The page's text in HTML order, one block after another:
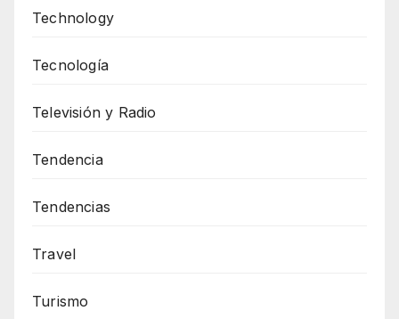
Technology
Tecnología
Televisión y Radio
Tendencia
Tendencias
Travel
Turismo